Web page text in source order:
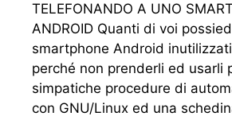
TELEFONANDO A UNO
ANDROID Quanti di voi
smartphone Android
perché non prenderli ed usarli
simpatiche procedure di
con GNU/Linux ed una